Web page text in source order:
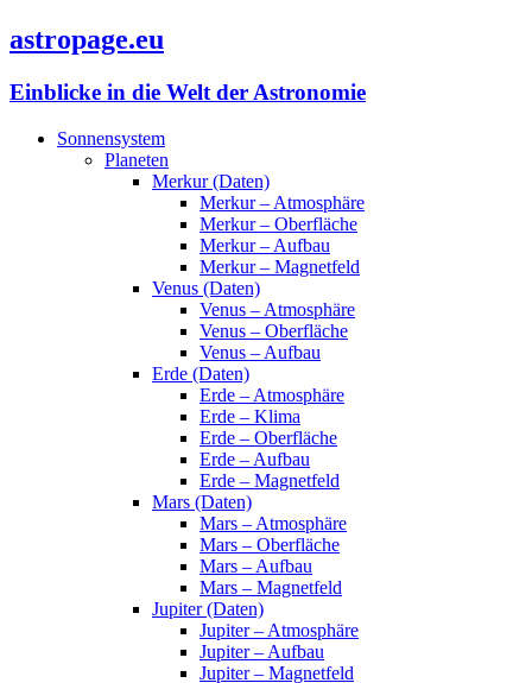
astropage.eu
Einblicke in die Welt der Astronomie
Sonnensystem
Planeten
Merkur (Daten)
Merkur – Atmosphäre
Merkur – Oberfläche
Merkur – Aufbau
Merkur – Magnetfeld
Venus (Daten)
Venus – Atmosphäre
Venus – Oberfläche
Venus – Aufbau
Erde (Daten)
Erde – Atmosphäre
Erde – Klima
Erde – Oberfläche
Erde – Aufbau
Erde – Magnetfeld
Mars (Daten)
Mars – Atmosphäre
Mars – Oberfläche
Mars – Aufbau
Mars – Magnetfeld
Jupiter (Daten)
Jupiter – Atmosphäre
Jupiter – Aufbau
Jupiter – Magnetfeld